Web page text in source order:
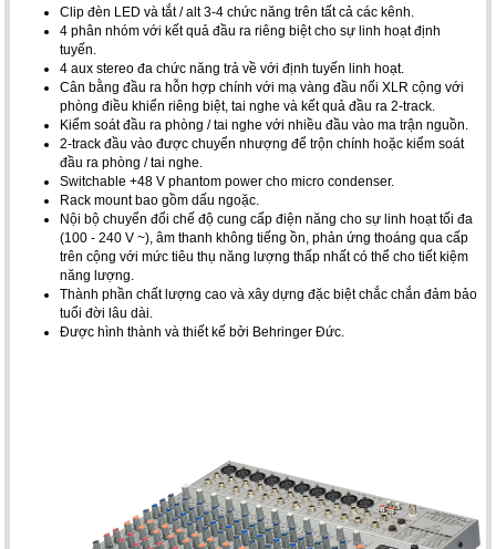
Clip đèn LED và tắt / alt 3-4 chức năng trên tất cả các kênh.
4 phân nhóm với kết quả đầu ra riêng biệt cho sự linh hoạt định
tuyến.
4 aux stereo đa chức năng trả về với định tuyến linh hoạt.
Cân bằng đầu ra hỗn hợp chính với mạ vàng đầu nối XLR cộng với
phòng điều khiển riêng biệt, tai nghe và kết quả đầu ra 2-track.
Kiểm soát đầu ra phòng / tai nghe với nhiều đầu vào ma trận nguồn.
2-track đầu vào được chuyển nhượng để trộn chính hoặc kiểm soát
đầu ra phòng / tai nghe.
Switchable +48 V phantom power cho micro condenser.
Rack mount bao gồm dấu ngoặc.
Nội bộ chuyển đổi chế độ cung cấp điện năng cho sự linh hoạt tối đa
(100 - 240 V ~), âm thanh không tiếng ồn, phản ứng thoáng qua cấp
trên cộng với mức tiêu thụ năng lượng thấp nhất có thể cho tiết kiệm
năng lượng.
Thành phần chất lượng cao và xây dựng đặc biệt chắc chắn đảm bảo
tuổi đời lâu dài.
Được hình thành và thiết kế bởi Behringer Đức.